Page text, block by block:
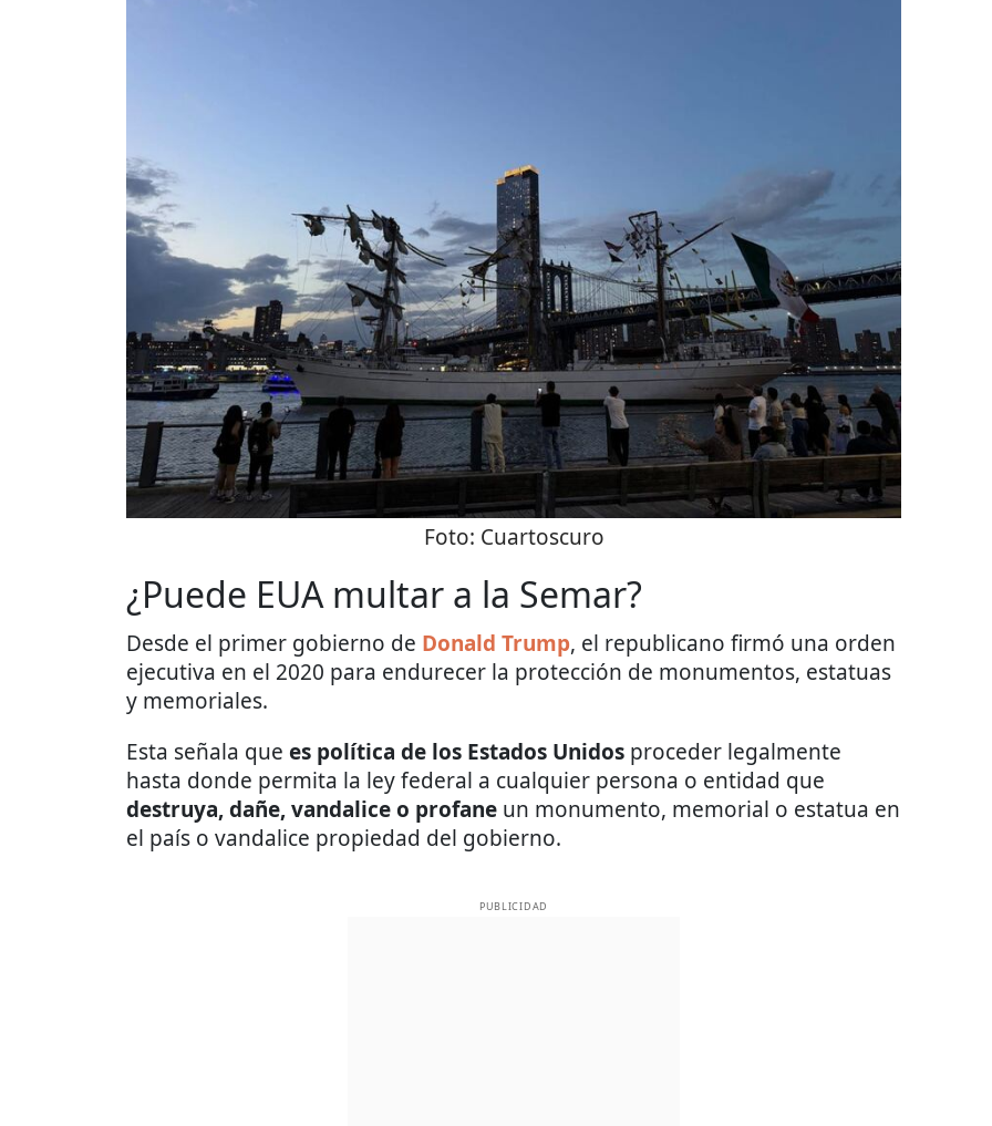
Foto: Cuartoscuro
¿Puede EUA multar a la Semar?
Desde el primer gobierno de Donald Trump, el republicano firmó una orden
ejecutiva en el 2020 para endurecer la protección de monumentos, estatuas
y memoriales.
Esta señala que es política de los Estados Unidos proceder legalmente
hasta donde permita la ley federal a cualquier persona o entidad que
destruya, dañe, vandalice o profane un monumento, memorial o estatua en
el país o vandalice propiedad del gobierno.
PUBLICIDAD